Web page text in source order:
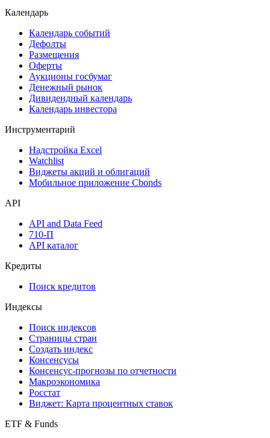
Календарь
Календарь событий
Дефолты
Размещения
Оферты
Аукционы госбумаг
Денежный рынок
Дивидендный календарь
Календарь инвестора
Инструментарий
Надстройка Excel
Watchlist
Виджеты акций и облигаций
Мобильное приложение Cbonds
API
API and Data Feed
710-П
API каталог
Кредиты
Поиск кредитов
Индексы
Поиск индексов
Страницы стран
Создать индекс
Консенсусы
Консенсус-прогнозы по отчетности
Макроэкономика
Росстат
Виджет: Карта процентных ставок
ETF & Funds